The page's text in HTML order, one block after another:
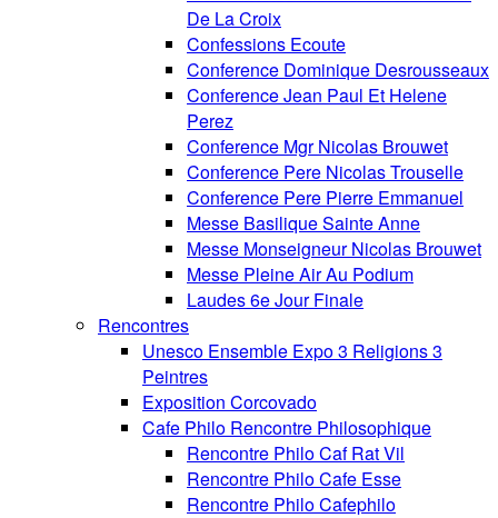
De La Croix
Confessions Ecoute
Conference Dominique Desrousseaux
Conference Jean Paul Et Helene
Perez
Conference Mgr Nicolas Brouwet
Conference Pere Nicolas Trouselle
Conference Pere Pierre Emmanuel
Messe Basilique Sainte Anne
Messe Monseigneur Nicolas Brouwet
Messe Pleine Air Au Podium
Laudes 6e Jour Finale
Rencontres
Unesco Ensemble Expo 3 Religions 3
Peintres
Exposition Corcovado
Cafe Philo Rencontre Philosophique
Rencontre Philo Caf Rat Vil
Rencontre Philo Cafe Esse
Rencontre Philo Cafephilo